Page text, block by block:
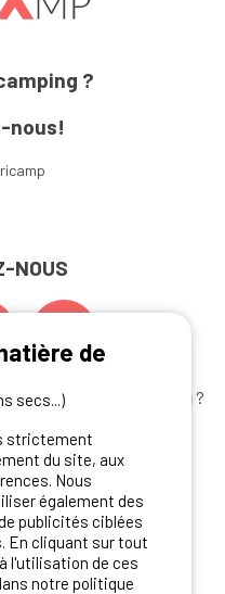
?
nous!
NOUS
offres camping ?
de
secs...)
strictement
du site, aux
Nous
également des
publicités ciblées
En cliquant sur tout
l'utilisation de ces
notre politique